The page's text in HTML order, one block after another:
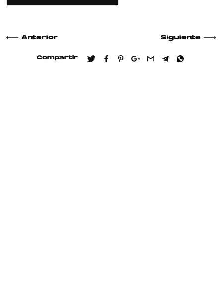
Anterior Siguiente
Compartir